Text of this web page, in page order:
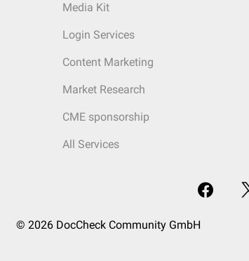
Media Kit
Login Services
Content Marketing
Market Research
CME sponsorship
All Services
© 2026 DocCheck Community GmbH